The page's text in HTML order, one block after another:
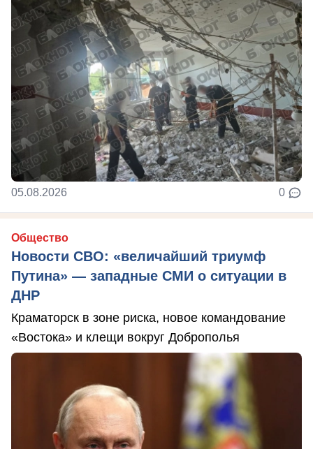
05.08.2026 0
Общество
Новости СВО: «величайший триумф
Путина» — западные СМИ о ситуации в
ДНР
Краматорск в зоне риска, новое командование
«Востока» и клещи вокруг Доброполья